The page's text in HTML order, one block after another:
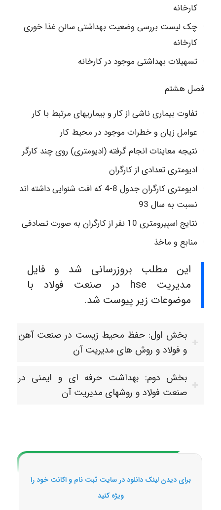
کارخانه
چک لیست بررسی وضعیت بهداشتی سالن غذا خوری
کارخانه
تسهیلات بهداشتی موجود در کارخانه
فصل هشتم
تفاوت بیماری ناشی از کار و بیماریهای مرتبط با کار
عوامل زیان و خطرات موجود در محیط کار
نتیجه معاینات انجام گرفته (ادیومتری) روی چند کارگر
ادیومتری تعدادی از کارگران
ادیومتری کارگران جدول 8-4 که افت شنوایی داشته اند
نسبت به سال 93
نتایج اسپیرومتری 10 نفر از کارگران به صورت تصادفی
منابع و ماخذ
این مطلب بروزرسانی شد و فایل
مدیریت hse در صنعت فولاد با
موضوعات زیر پیوست شد.
بخش اول: حفظ محیط زیست در صنعت آهن
و فولاد و روش های مدیریت آن
بخش دوم: بهداشت حرفه ای و ایمنی در
صنعت فولاد و روشهای مدیریت آن
برای دیدن لینک دانلود در سایت ثبت نام و اکانت خود را
ویژه کنید